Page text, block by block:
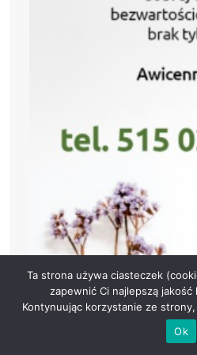
Ta strona używa ciasteczek
zapewnić Ci najlepszą
Kontynuując korzystanie ze
Ok